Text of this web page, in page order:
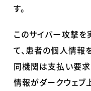
す。
このサイバー攻撃
て、患者の個人情報
同機関は支払い要
情報がダークウェブ